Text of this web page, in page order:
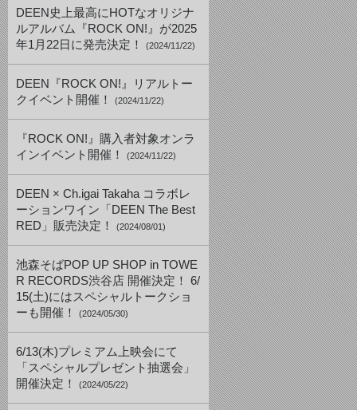
DEEN史上最高にHOTなオリジナ
ルアルバム『ROCK ON!』が2025
年1月22日に発売決定！
(2024/11/22)
DEEN『ROCK ON!』リアルトー
クイベント開催！
(2024/11/22)
『ROCK ON!』購入者対象オンラ
インイベント開催！
(2024/11/22)
DEEN × Ch.igai Takaha コラボレ
ーションワイン「DEEN The Best
RED」販売決定！
(2024/08/01)
池森そばPOP UP SHOP in TOWE
R RECORDS渋谷店 開催決定！ 6/
15(土)にはスペシャルトークショ
ーも開催！
(2024/05/30)
6/13(木)プレミアム上映会にて
「スペシャルプレゼント抽選会」
開催決定！
(2024/05/22)